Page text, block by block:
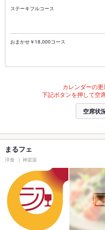
ステーキフルコース
おまかせ￥18,000コース
カレンダーの更
下記ボタンを押して空
空席状
まるフェ
洋食 神楽坂